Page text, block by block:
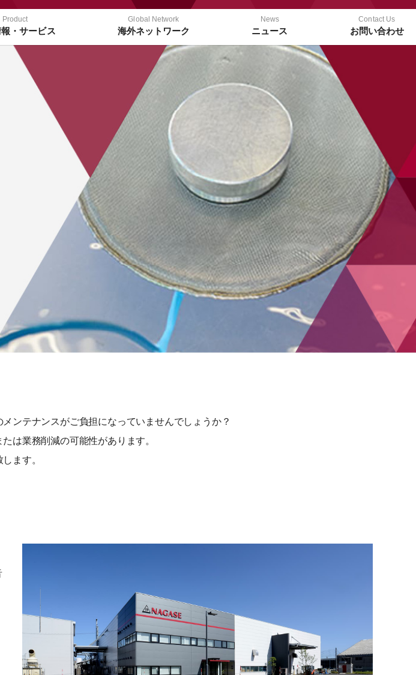
Product
・サービス
ス 事前検証サービス 分析サービス
Global Network
海外ネットワーク
News
ニュース
Contact Us
お問い合わせ
ンテナンスがご負担になっていませんでしょうか？
は業務削減の可能性があります。
ます。